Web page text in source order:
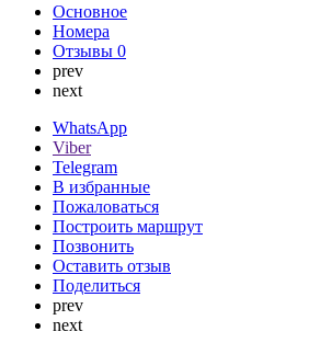
Основное
Номера
Отзывы 0
prev
next
WhatsApp
Viber
Telegram
В избранные
Пожаловаться
Построить маршрут
Позвонить
Оставить отзыв
Поделиться
prev
next